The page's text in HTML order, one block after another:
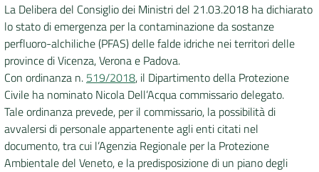
DATI
AMBIENTALI
Seguici
su
La Delibera del Consiglio dei Ministri del 21.03.2018 ha dichiarato
lo stato di emergenza per la contaminazione da sostanze
perfluoro-alchiliche (PFAS) delle falde idriche nei territori delle
province di Vicenza, Verona e Padova.
Con ordinanza n. 519/2018, il Dipartimento della Protezione
Civile ha nominato Nicola Dell’Acqua commissario delegato.
Tale ordinanza prevede, per il commissario, la possibilità di
avvalersi di personale appartenente agli enti citati nel
documento, tra cui l’Agenzia Regionale per la Protezione
Ambientale del Veneto, e la predisposizione di un piano degli